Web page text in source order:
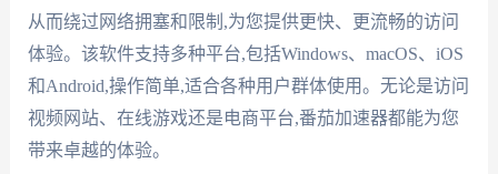
从而绕过网络拥塞和限制,为您提供更快、更流畅的访问
体验。该软件支持多种平台,包括Windows、macOS、iOS
和Android,操作简单,适合各种用户群体使用。无论是访问
视频网站、在线游戏还是电商平台,番茄加速器都能为您
带来卓越的体验。